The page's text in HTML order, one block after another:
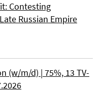
Contesting
Russian Empire
(w/m/d) | 75%, 13 TV-